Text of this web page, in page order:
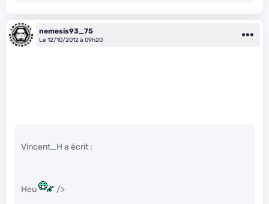
nemesis93_75
Le 12/10/2012 à 09h20
Vincent_H a écrit :
Heu " />